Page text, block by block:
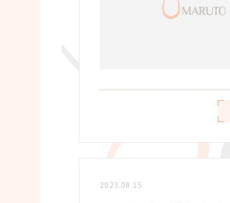
2023.08.15